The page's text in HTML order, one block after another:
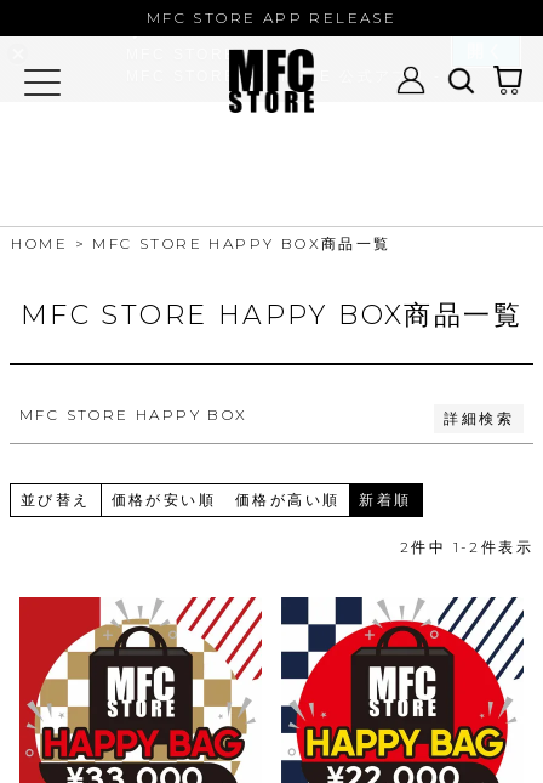
MFC STORE APP RELEASE
HOME MFC STORE HAPPY BOX商品一覧
MFC STORE HAPPY BOX商品一覧
MFC STORE HAPPY BOX 詳細検索
予約商品のみを表示
価格が安い順
価格が高い順
キーワードヒット順
検索
並び替え 価格が安い順 価格が高い順 新着順
2件中 1 -2 件表示
MFC STORE
MFC STORE/EXAMPLE 公式アプリ -
Google Play